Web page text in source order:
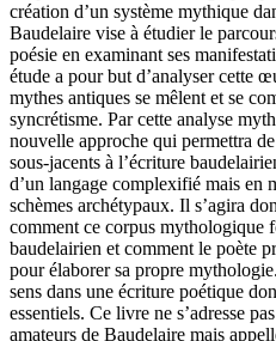
Ce premier ouvrage
création d’un système mythique
Baudelaire vise à étudier le
poésie en examinant ses
étude a pour but d’analyser cette
mythes antiques se mêlent et se
syncrétisme. Par cette analyse
nouvelle approche qui permettra de
sous-jacents à l’écriture
d’un langage complexifié mais en
schèmes archétypaux. Il s’agira
comment ce corpus mythologique
baudelairien et comment le poète
pour élaborer sa propre
sens dans une écriture poétique
essentiels. Ce livre ne s’adresse